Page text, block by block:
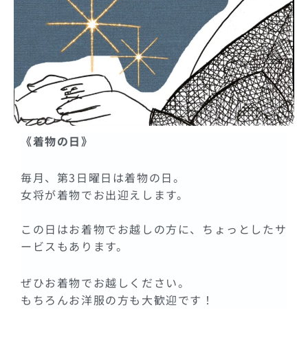
《着物の日》
毎月、第3日曜日は着物の日。
女将が着物でお出迎えします。
この日はお着物でお越しの方に、ちょっとしたサ
ービスもあります。
ぜひお着物でお越しください。
もちろんお洋服の方も大歓迎です！